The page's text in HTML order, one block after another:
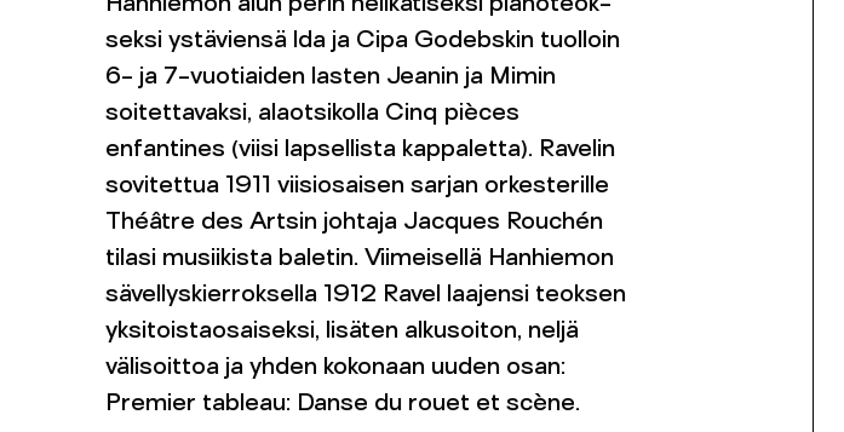
seksi ystäviensä Ida ja Cipa Godebskin tuolloin
6- ja 7-vuotiaiden lasten Jeanin ja Mimin
soitettavaksi, alaotsikolla Cinq pièces
enfantines (viisi lapsellista kappaletta). Ravelin
sovitettua 1911 viisiosaisen sarjan orkesterille
Théâtre des Artsin johtaja Jacques Rouchén
tilasi musiikista baletin. Viimeisellä Hanhiemon
sävellyskierroksella 1912 Ravel laajensi teoksen
yksitoistaosaiseksi, lisäten alkusoiton, neljä
välisoittoa ja yhden kokonaan uuden osan:
Premier tableau: Danse du rouet et scène.